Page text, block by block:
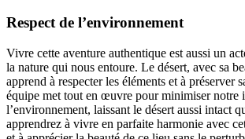
Respect de l’environnement
Vivre cette aventure authentique est aussi un
la nature qui nous entoure. Le désert, avec sa
apprend à respecter les éléments et à préserver
équipe met tout en œuvre pour minimiser notre
l’environnement, laissant le désert aussi intact
apprendrez à vivre en parfaite harmonie avec